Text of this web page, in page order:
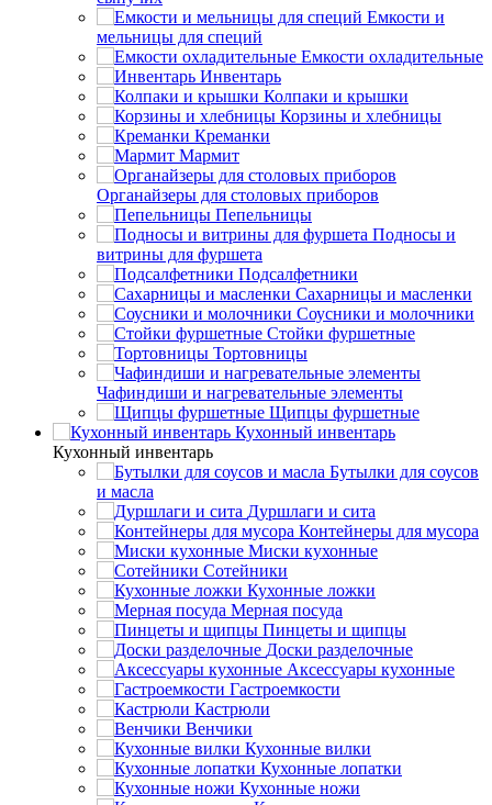
Емкости и
мельницы для специй
Емкости охладительные
Инвентарь
Колпаки и крышки
Корзины и хлебницы
Креманки
Мармит
Органайзеры для столовых приборов
Пепельницы
Подносы и
витрины для фуршета
Подсалфетники
Сахарницы и масленки
Соусники и молочники
Стойки фуршетные
Тортовницы
Чафиндиши и нагревательные элементы
Щипцы фуршетные
Кухонный инвентарь
Кухонный инвентарь
Бутылки для соусов
и масла
Дуршлаги и сита
Контейнеры для мусора
Миски кухонные
Сотейники
Кухонные ложки
Мерная посуда
Пинцеты и щипцы
Доски разделочные
Аксессуары кухонные
Гастроемкости
Кастрюли
Венчики
Кухонные вилки
Кухонные лопатки
Кухонные ножи